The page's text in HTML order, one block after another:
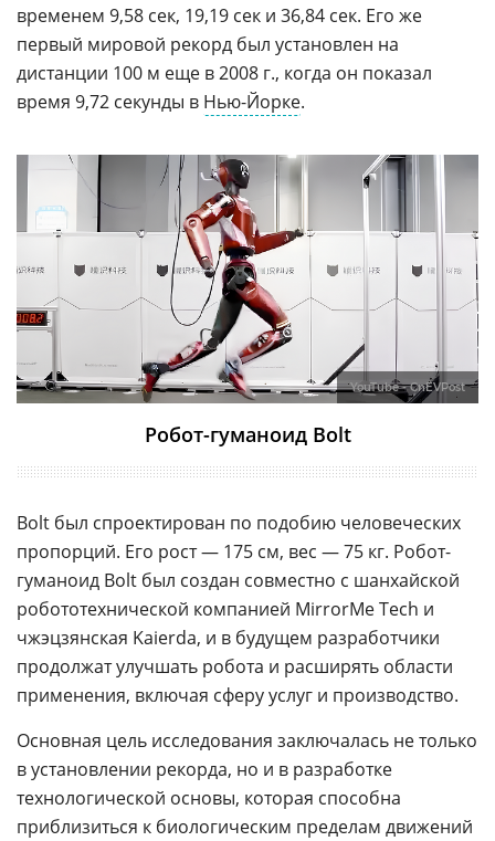
временем 9,58 сек, 19,19 сек и 36,84 сек. Его же
первый мировой рекорд был установлен на
дистанции 100 м еще в 2008 г., когда он показал
время 9,72 секунды в Нью-Йорке.
YouTube - CnEVPost
Робот-гуманоид Bolt
Bolt был спроектирован по подобию человеческих
пропорций. Его рост — 175 см, вес — 75 кг. Робот-
гуманоид Bolt был создан совместно с шанхайской
робототехнической компанией MirrorMe Tech и
чжэцзянская Kaierda, и в будущем разработчики
продолжат улучшать робота и расширять области
применения, включая сферу услуг и производство.
Основная цель исследования заключалась не только
в установлении рекорда, но и в разработке
технологической основы, которая способна
приблизиться к биологическим пределам движений